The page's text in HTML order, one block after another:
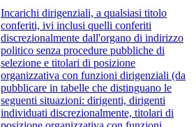
Incarichi dirigenziali, a qualsiasi titolo
conferiti, ivi inclusi quelli conferiti
discrezionalmente dall'organo di indirizzo
politico senza procedure pubbliche di
selezione e titolari di posizione
organizzativa con funzioni dirigenziali (da
pubblicare in tabelle che distinguano le
seguenti situazioni: dirigenti, dirigenti
individuati discrezionalmente, titolari di